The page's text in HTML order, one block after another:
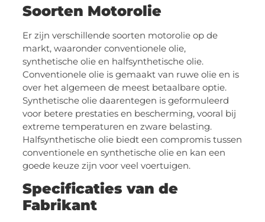
Soorten Motorolie
Er zijn verschillende soorten motorolie op de
markt, waaronder conventionele olie,
synthetische olie en halfsynthetische olie.
Conventionele olie is gemaakt van ruwe olie en is
over het algemeen de meest betaalbare optie.
Synthetische olie daarentegen is geformuleerd
voor betere prestaties en bescherming, vooral bij
extreme temperaturen en zware belasting.
Halfsynthetische olie biedt een compromis tussen
conventionele en synthetische olie en kan een
goede keuze zijn voor veel voertuigen.
Specificaties van de
Fabrikant